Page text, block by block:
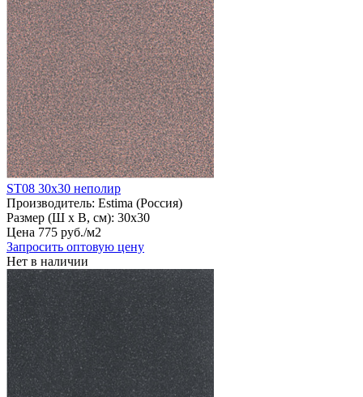
ST08 30х30 неполир
Производитель: Estima (Россия)
Размер (Ш х В, см): 30х30
Цена 775 руб./м2
Запросить оптовую цену
Нет в наличии